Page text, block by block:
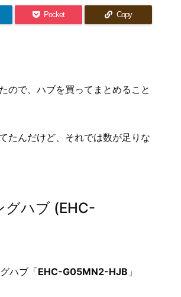
Pocket Copy
ので、ハブを買ってまとめること
たんだけど、それでは数が足りな
グハブ (EHC-
ハブ「EHC-G05MN2-HJB 」